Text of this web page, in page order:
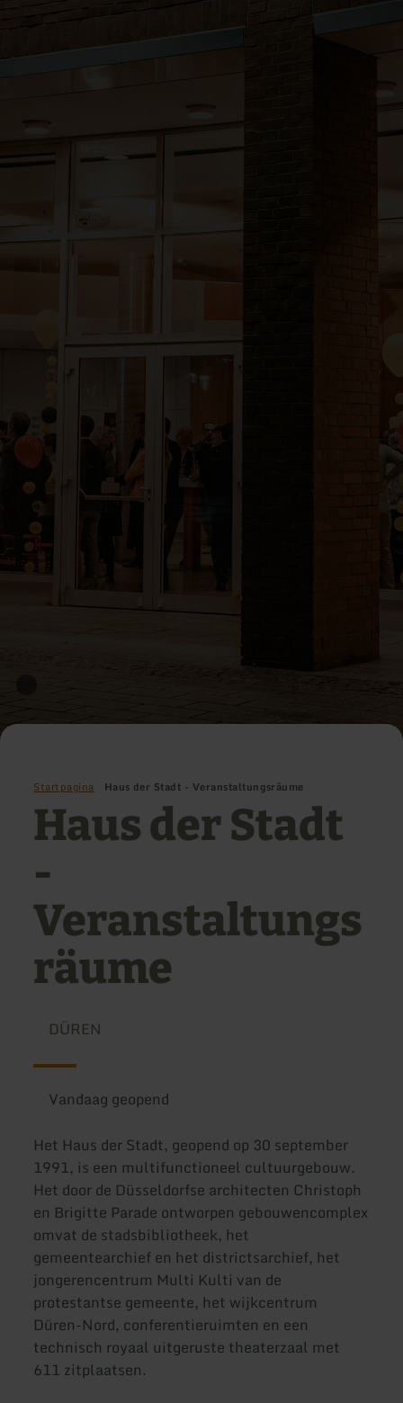
Startpagina Haus der Stadt - Veranstaltungsräume
Haus der Stadt
-
Veranstaltungs
räume
DÜREN
Vandaag geopend
Het Haus der Stadt, geopend op 30 september
1991, is een multifunctioneel cultuurgebouw.
Het door de Düsseldorfse architecten Christoph
en Brigitte Parade ontworpen gebouwencomplex
omvat de stadsbibliotheek, het
gemeentearchief en het districtsarchief, het
jongerencentrum Multi Kulti van de
protestantse gemeente, het wijkcentrum
Düren-Nord, conferentieruimten en een
technisch royaal uitgeruste theaterzaal met
611 zitplaatsen.